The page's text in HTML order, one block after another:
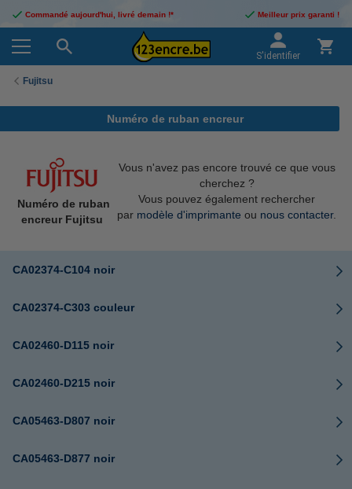
Commandé aujourd'hui, livré demain !* Meilleur prix garanti !
S'identifier
Fujitsu
Numéro de ruban encreur
Numéro de ruban
encreur Fujitsu
Vous n'avez pas encore trouvé ce que vous
cherchez ?
Vous pouvez également rechercher
par modèle d'imprimante ou nous contacter.
CA02374-C104 noir
CA02374-C303 couleur
CA02460-D115 noir
CA02460-D215 noir
CA05463-D807 noir
CA05463-D877 noir